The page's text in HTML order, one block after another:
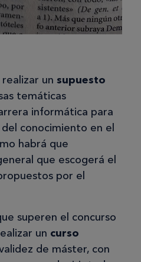
un supuesto
temáticas
informática para
conocimiento en el
habrá que
que escogerá el
por el
superen el concurso
un curso
de máster, con